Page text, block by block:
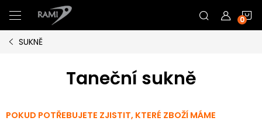
na
obsah
SUKNĚ
Taneční sukně
POKUD POTŘEBUJETE ZJISTIT, KTERÉ ZBOŽÍ MÁME